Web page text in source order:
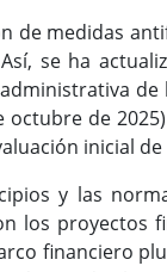
de medidas
se ha
octubre de
inicial
y las
los proyectos
financiero